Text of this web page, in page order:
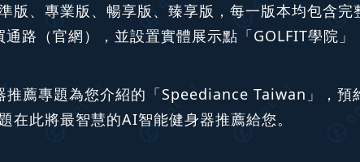
、專業版、暢享版、臻享版，每一版本均包含完
路（官網），並設置實體展示點「GOLFIT學院」
薦專題為您介紹的「Speediance Taiwan」，預
此將最智慧的AI智能健身器推薦給您。